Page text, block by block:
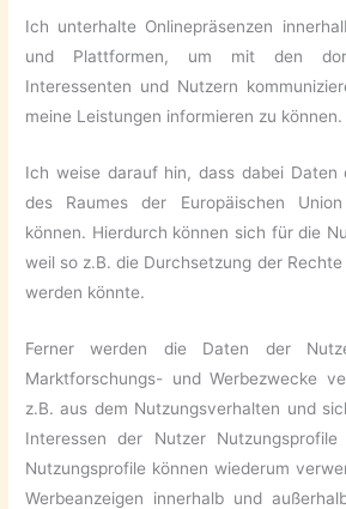
Ich unterhalte Onlinepräsenzen
und Plattformen, um mit den
Interessenten und Nutzern
meine Leistungen informieren zu können.
Ich weise darauf hin, dass dabei Daten
des Raumes der Europäischen
können. Hierdurch können sich für die
weil so z.B. die Durchsetzung der
werden könnte.
Ferner werden die Daten der
Marktforschungs- und Werbezwecke
z.B. aus dem Nutzungsverhalten und
Interessen der Nutzer
Nutzungsprofile können wiederum
Werbeanzeigen innerhalb und